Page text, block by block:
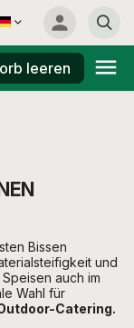
leeren
Bissen
und
auch im
Wahl für
Catering.